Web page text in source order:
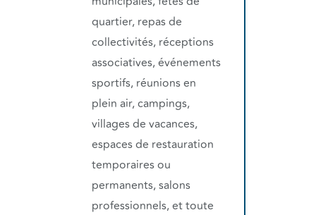
quartier, repas de
collectivités, réceptions
associatives, événements
sportifs, réunions en
plein air, campings,
villages de vacances,
espaces de restauration
temporaires ou
permanents, salons
professionnels, et toute